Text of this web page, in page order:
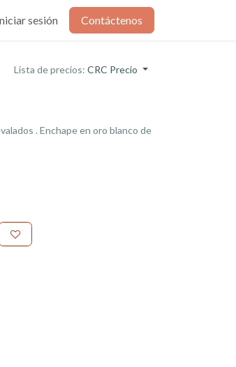
sesión Contáctenos
Lista de precios: CRC Precio
. Enchape en oro blanco de